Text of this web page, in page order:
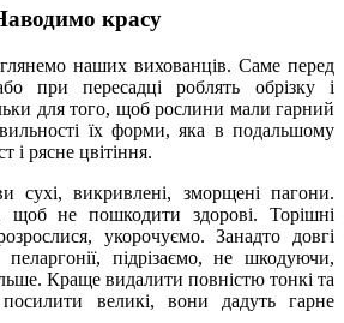
красу
наших вихованців. Саме перед
при пересадці роблять обрізку і
для того, щоб рослини мали гарний
їх форми, яка в подальшому
і рясне цвітіння.
сухі, викривлені, зморщені пагони.
щоб не пошкодити здорові. Торішні
укорочуємо. Занадто довгі
підрізаємо, не шкодуючи,
Краще видалити повністю тонкі та
великі, вони дадуть гарне